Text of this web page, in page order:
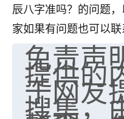
辰八字准吗？的问题
家如果有问题也可以联
免责声
提供的
于网友
搜集，
优秀的张同学
老师收徒吗？？我
2天前 来自山西